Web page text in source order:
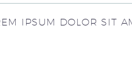
IPSUM DOLOR SIT